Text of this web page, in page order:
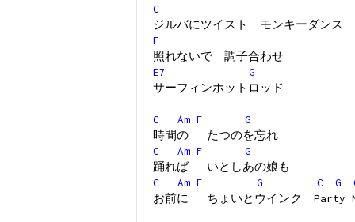
C
ジルバにツイスト モンキーダンス
F
照れないで 調子合わせ
E7
G
サーフィンホットロッド
C Am F
G
時間の たつのを忘れ
C
Am F
G
踊れば いとしあの娘も
C
Am F G C G
お前に ちょいとウインク Party